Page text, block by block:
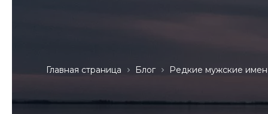
Главная страница Блог Редкие мужские